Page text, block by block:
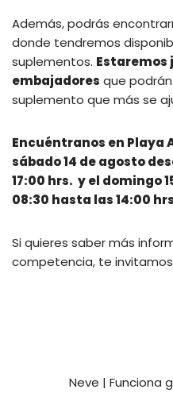
Además, podrás
donde tendremos
suplementos. Estaremos
embajadores que
suplemento que más se
Encuéntranos en Playa
sábado 14 de agosto
17:00 hrs. y el domingo
08:30 hasta las 14:00 hrs
Si quieres saber más
competencia, te
Neve | Funciona